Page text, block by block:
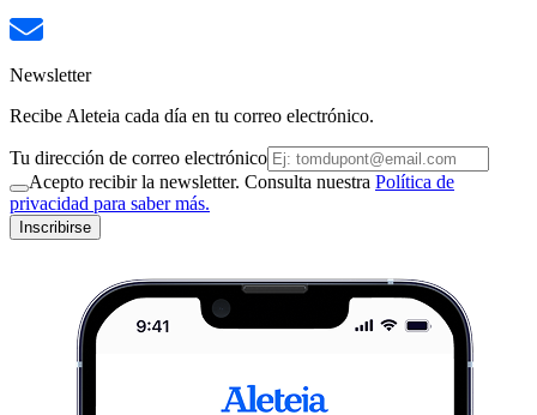
Newsletter
Recibe Aleteia cada día en tu correo electrónico.
Tu dirección de correo electrónico
Acepto recibir la newsletter. Consulta nuestra Política de
privacidad para saber más.
Inscribirse